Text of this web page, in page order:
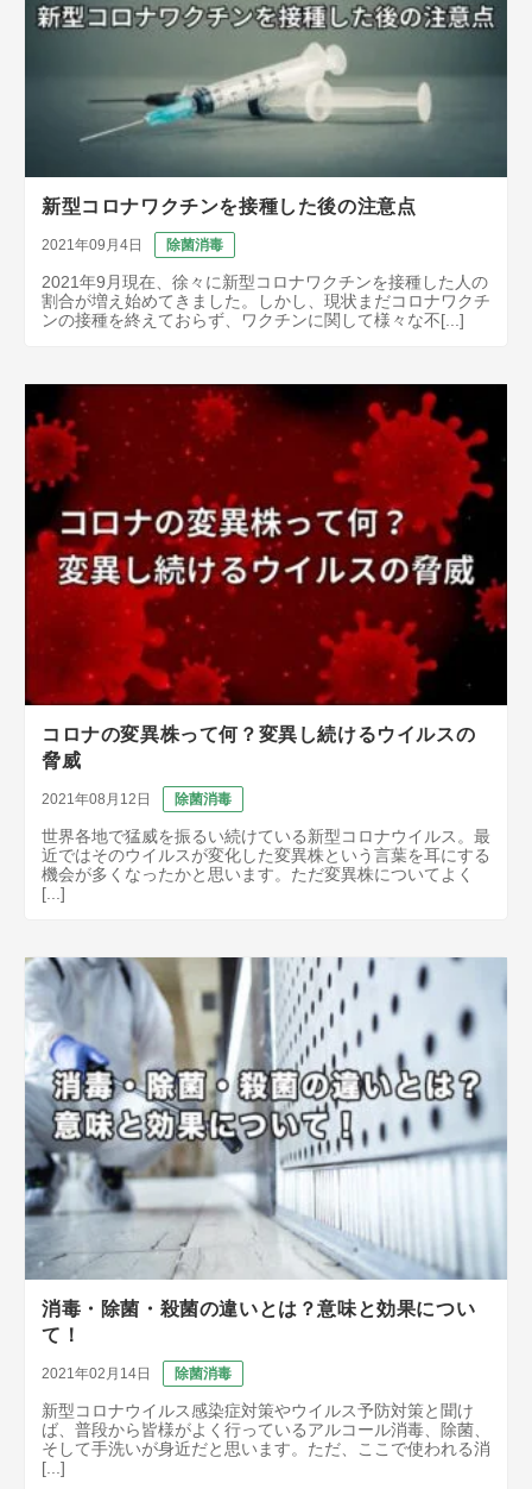
新型コロナワクチンを接種した後の注意点
2021年09月4日 除菌消毒
2021年9月現在、徐々に新型コロナワクチンを接種した人の
割合が増え始めてきました。しかし、現状まだコロナワクチ
ンの接種を終えておらず、ワクチンに関して様々な不[...]
コロナの変異株って何？変異し続けるウイルスの
脅威
2021年08月12日 除菌消毒
世界各地で猛威を振るい続けている新型コロナウイルス。最
近ではそのウイルスが変化した変異株という言葉を耳にする
機会が多くなったかと思います。ただ変異株についてよく
[...]
消毒・除菌・殺菌の違いとは？意味と効果につい
て！
2021年02月14日 除菌消毒
新型コロナウイルス感染症対策やウイルス予防対策と聞け
ば、普段から皆様がよく行っているアルコール消毒、除菌、
そして手洗いが身近だと思います。ただ、ここで使われる消
[...]